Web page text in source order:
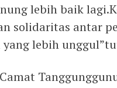
lebih baik
solidaritas antar
yang lebih